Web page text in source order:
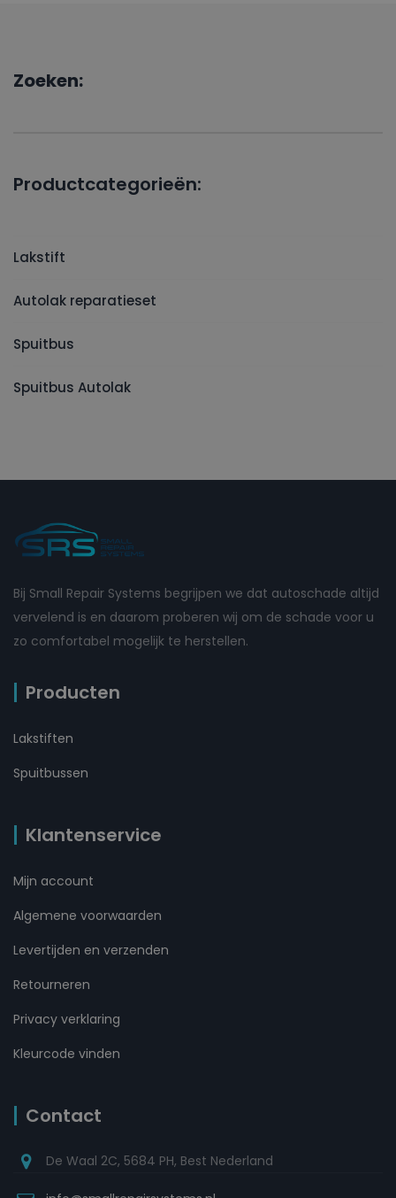
Zoeken:
Productcategorieën:
Lakstift
Autolak reparatieset
Spuitbus
Spuitbus Autolak
Bij Small Repair Systems begrijpen we dat autoschade altijd
vervelend is en daarom proberen wij om de schade voor u
zo comfortabel mogelijk te herstellen.
Producten
Lakstiften
Spuitbussen
Klantenservice
Mijn account
Algemene voorwaarden
Levertijden en verzenden
Retourneren
Privacy verklaring
Kleurcode vinden
Contact
De Waal 2C, 5684 PH, Best Nederland